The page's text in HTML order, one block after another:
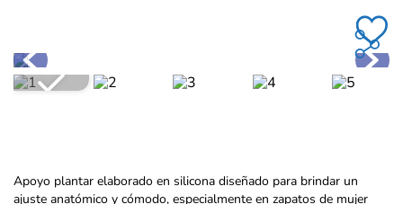
Apoyo plantar elaborado en silicona diseñado para brindar un
ajuste anatómico y cómodo, especialmente en zapatos de mujer